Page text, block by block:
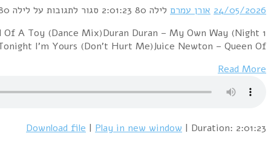
1 Depeche Mode – PhotographicHuman League – The
version)Haircut